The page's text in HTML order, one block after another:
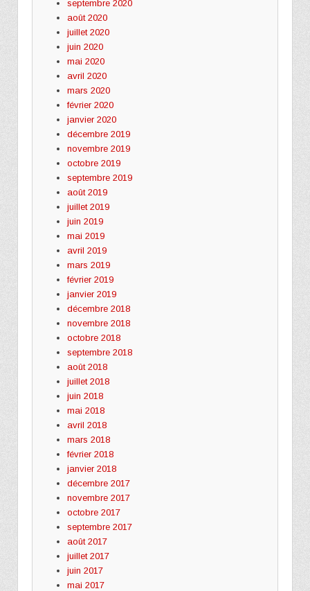
septembre 2020
août 2020
juillet 2020
juin 2020
mai 2020
avril 2020
mars 2020
février 2020
janvier 2020
décembre 2019
novembre 2019
octobre 2019
septembre 2019
août 2019
juillet 2019
juin 2019
mai 2019
avril 2019
mars 2019
février 2019
janvier 2019
décembre 2018
novembre 2018
octobre 2018
septembre 2018
août 2018
juillet 2018
juin 2018
mai 2018
avril 2018
mars 2018
février 2018
janvier 2018
décembre 2017
novembre 2017
octobre 2017
septembre 2017
août 2017
juillet 2017
juin 2017
mai 2017